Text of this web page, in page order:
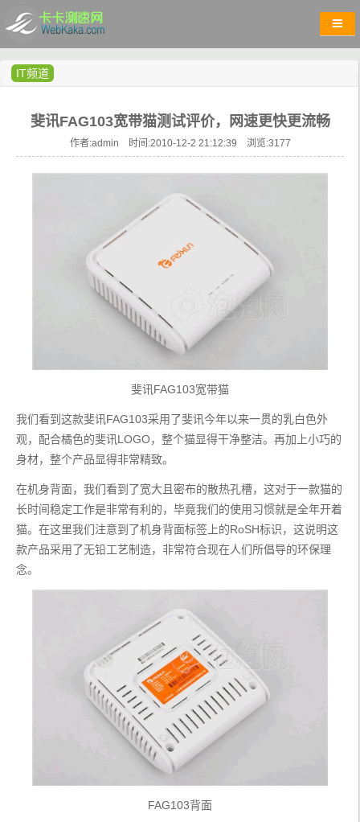
IT频道
斐讯FAG103宽带猫测试评价，网速更快更流畅
作者:admin 时间:2010-12-2 21:12:39 浏览:3177
斐讯FAG103宽带猫
我们看到这款斐讯FAG103采用了斐讯今年以来一贯的乳白色外
观，配合橘色的斐讯LOGO，整个猫显得干净整洁。再加上小巧的
身材，整个产品显得非常精致。
在机身背面，我们看到了宽大且密布的散热孔槽，这对于一款猫的
长时间稳定工作是非常有利的，毕竟我们的使用习惯就是全年开着
猫。在这里我们注意到了机身背面标签上的RoSH标识，这说明这
款产品采用了无铅工艺制造，非常符合现在人们所倡导的环保理
念。
FAG103背面